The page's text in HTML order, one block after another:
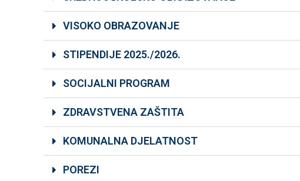
VISOKO OBRAZOVANJE
STIPENDIJE 2025./2026.
SOCIJALNI PROGRAM
ZDRAVSTVENA ZAŠTITA
KOMUNALNA DJELATNOST
POREZI